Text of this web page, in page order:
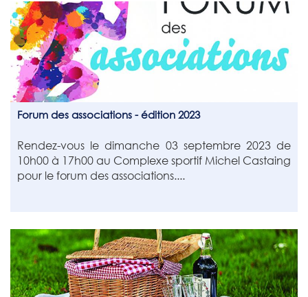
Forum des associations - édition 2023
Rendez-vous le dimanche 03 septembre 2023 de
10h00 à 17h00 au Complexe sportif Michel Castaing
pour le forum des associations....